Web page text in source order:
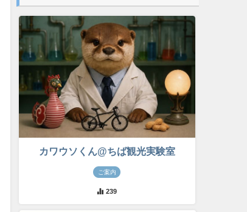
カワウソくん@ちば観光実験室
ご案内
239